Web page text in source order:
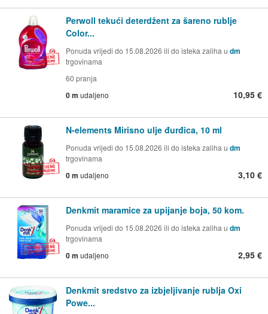
Perwoll tekući deterdžent za šareno rublje
Color...
Ponuda vrijedi do 15.08.2026 ili do isteka zaliha u dm
trgovinama
60 pranja
0 m udaljeno 10,95 €
N-elements Mirisno ulje đurđica, 10 ml
Ponuda vrijedi do 15.08.2026 ili do isteka zaliha u dm
trgovinama
0 m udaljeno 3,10 €
Denkmit maramice za upijanje boja, 50 kom.
Ponuda vrijedi do 15.08.2026 ili do isteka zaliha u dm
trgovinama
0 m udaljeno 2,95 €
Denkmit sredstvo za izbjeljivanje rublja Oxi
Powe...